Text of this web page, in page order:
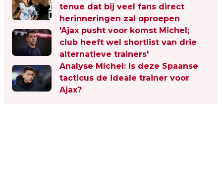
tenue dat bij veel fans direct
herinneringen zal oproepen
'Ajax pusht voor komst Michel;
club heeft wel shortlist van drie
alternatieve trainers'
Analyse Míchel: Is deze Spaanse
tacticus de ideale trainer voor
Ajax?